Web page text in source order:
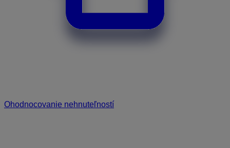
Ohodnocovanie nehnuteľností